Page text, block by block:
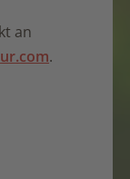
an
.